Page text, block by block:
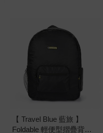
【 Travel Blue 藍旅 】
Foldable 輕便型摺疊背包